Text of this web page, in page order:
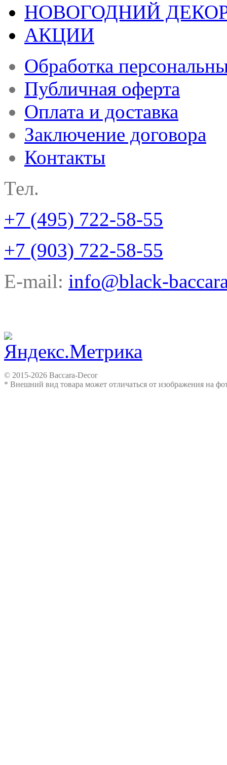
НОВОГОДНИЙ
АКЦИИ
Обработка
Публичная оферта
Оплата и доставка
Заключение договора
Контакты
Тел.
+7 (495) 722-58-55
+7 (903) 722-58-55
E-mail: info@black-
© 2015-2026 Baccara-Decor
* Внешний вид товара может отличаться от изображения на